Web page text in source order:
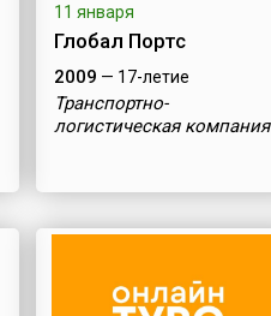
11 января
Глобал Портс
2009 — 17-летие
Транспортно-
логистическая компания